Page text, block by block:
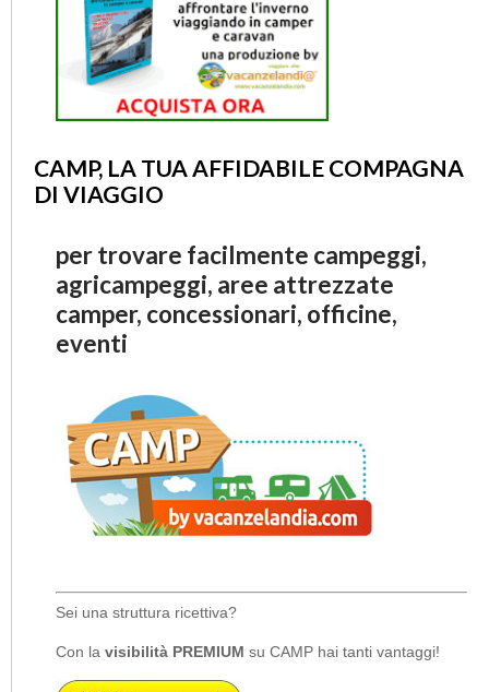
CAMP, LA TUA AFFIDABILE COMPAGNA
DI VIAGGIO
per trovare facilmente campeggi,
agricampeggi, aree attrezzate
camper, concessionari, officine,
eventi
Sei una struttura ricettiva?
Con la visibilità PREMIUM su CAMP hai tanti vantaggi!